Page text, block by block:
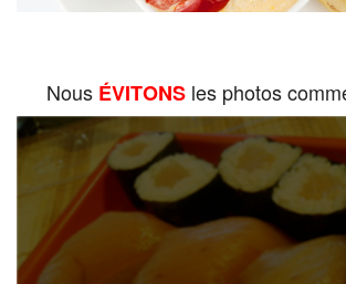
Nous ÉVITONSles photos